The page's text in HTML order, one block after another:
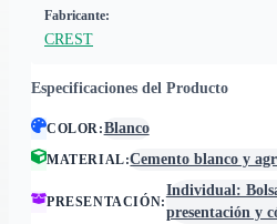
Fabricante:
CREST
Especificaciones del Producto
COLOR:Blanco
MATERIAL:Cemento blanco y
PRESENTACIÓN:
Individual:
presentación y